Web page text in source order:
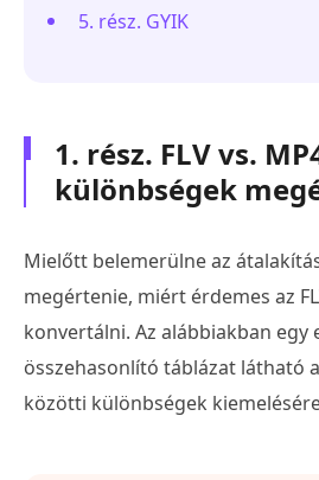
5. rész. GYIK
1. rész. FLV vs.
különbségek
Mielőtt belemerülne az
megértenie, miért érdemes az
konvertálni. Az alábbiakban egy
összehasonlító táblázat látható
közötti különbségek